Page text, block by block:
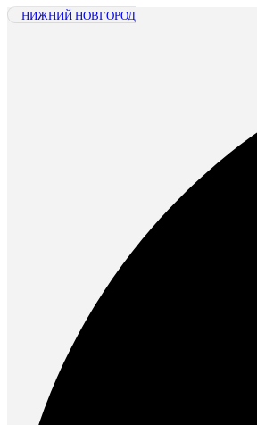
НИЖНИЙ НОВГОРОД